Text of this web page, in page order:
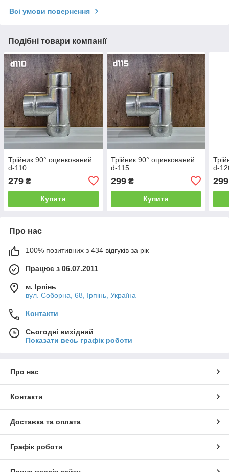
Всі умови повернення
Подібні товари компанії
Трійник 90° оцинкований
d-110
279 ₴
Купити
Трійник 90° оцинкований
d-115
299₴
Купити
d-
299
Про нас
100% позитивних з 434 відгуків за рік
Працює з 06.07.2011
м. Ірпінь
вул. Соборна, 68, Ірпінь, Україна
Контакти
Сьогодні вихідний
Показати весь графік роботи
Про нас
Контакти
Доставка та оплата
Графік роботи